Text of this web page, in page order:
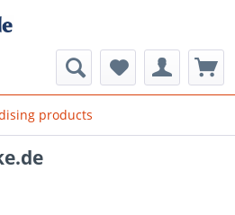
products